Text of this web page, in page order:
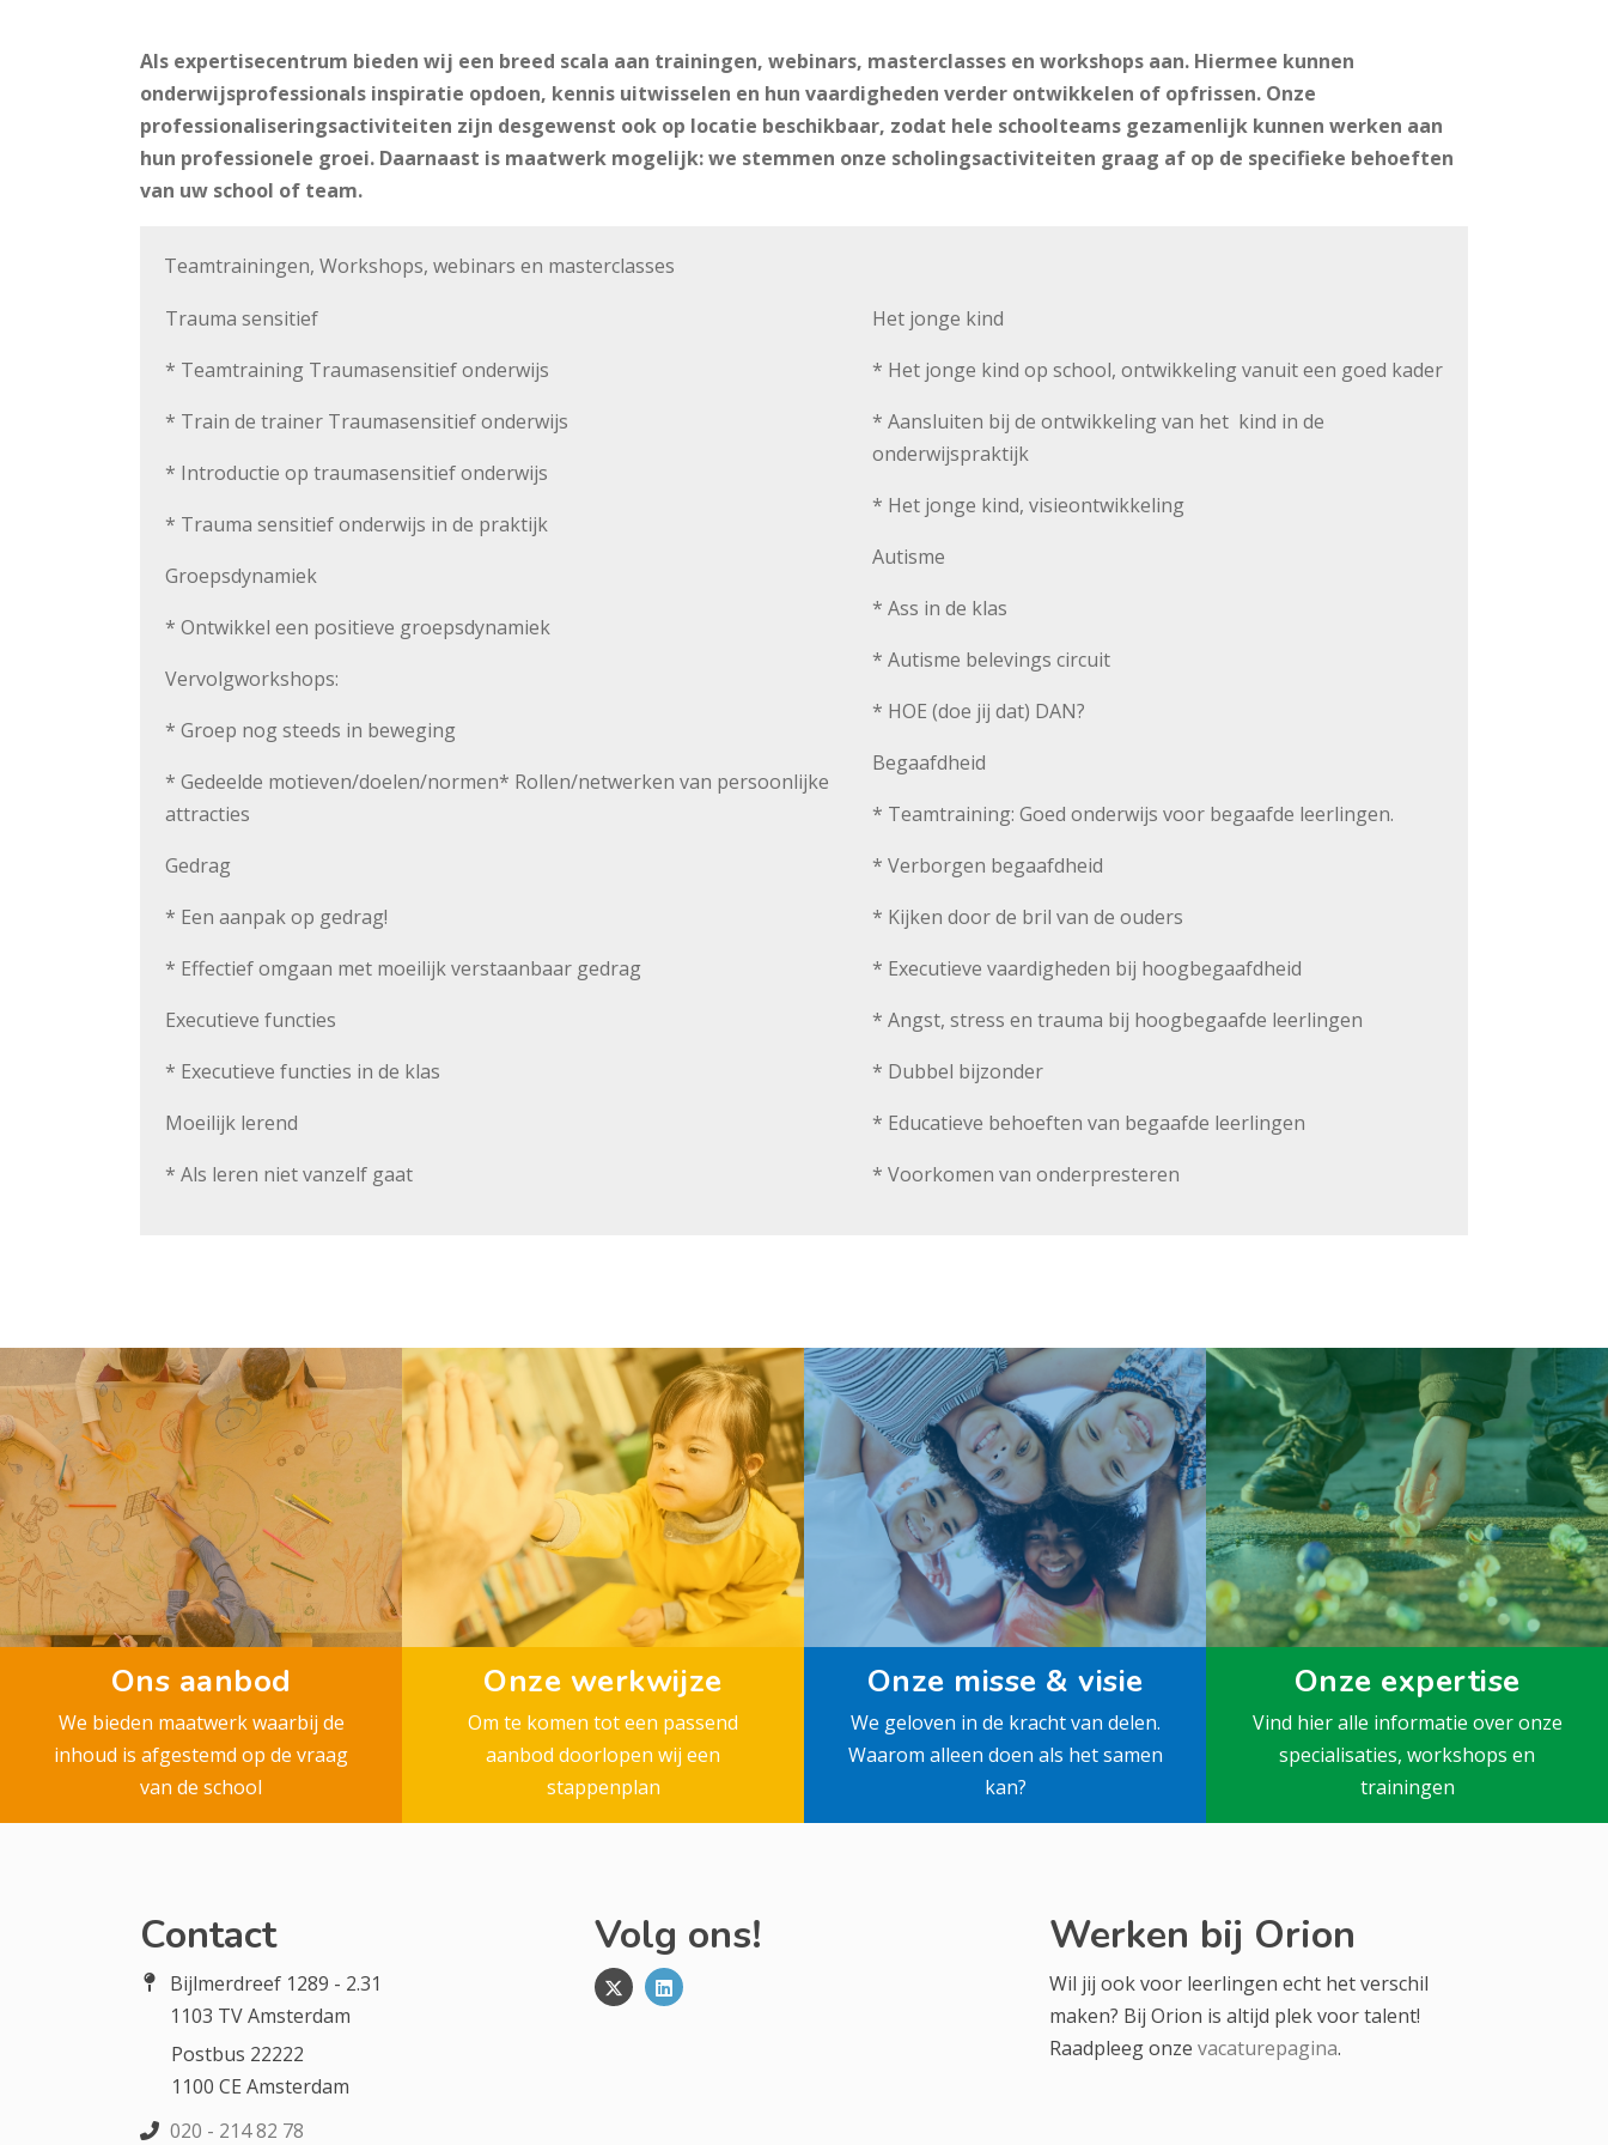
Als expertisecentrum bieden wij een breed scala aan trainingen, webinars, masterclasses en workshops aan. Hiermee kunnen
onderwijsprofessionals inspiratie opdoen, kennis uitwisselen en hun vaardigheden verder ontwikkelen of opfrissen. Onze
professionaliseringsactiviteiten zijn desgewenst ook op locatie beschikbaar, zodat hele schoolteams gezamenlijk kunnen werken aan
hun professionele groei. Daarnaast is maatwerk mogelijk: we stemmen onze scholingsactiviteiten graag af op de specifieke behoeften
van uw school of team.
Teamtrainingen, Workshops, webinars en masterclasses
Trauma sensitief
* Teamtraining Traumasensitief onderwijs
* Train de trainer Traumasensitief onderwijs
* Introductie op traumasensitief onderwijs
* Trauma sensitief onderwijs in de praktijk
Groepsdynamiek
* Ontwikkel een positieve groepsdynamiek
Vervolgworkshops:
* Groep nog steeds in beweging
* Gedeelde motieven/doelen/normen* Rollen/netwerken van persoonlijke
attracties
Gedrag
* Een aanpak op gedrag!
* Effectief omgaan met moeilijk verstaanbaar gedrag
Executieve functies
* Executieve functies in de klas
Moeilijk lerend
* Als leren niet vanzelf gaat
Het jonge kind
* Het jonge kind op school, ontwikkeling vanuit een goed kader
* Aansluiten bij de ontwikkeling van het kind in de
onderwijspraktijk
* Het jonge kind, visieontwikkeling
Autisme
* Ass in de klas
* Autisme belevings circuit
* HOE (doe jij dat) DAN?
Begaafdheid
* Teamtraining: Goed onderwijs voor begaafde leerlingen.
* Verborgen begaafdheid
* Kijken door de bril van de ouders
* Executieve vaardigheden bij hoogbegaafdheid
* Angst, stress en trauma bij hoogbegaafde leerlingen
* Dubbel bijzonder
* Educatieve behoeften van begaafde leerlingen
* Voorkomen van onderpresteren
Ons aanbod
We bieden maatwerk waarbij de
inhoud is afgestemd op de vraag
van de school
Onze werkwijze
Om te komen tot een passend
aanbod doorlopen wij een
stappenplan
Onze misse & visie
We geloven in de kracht van delen.
Waarom alleen doen als het samen
kan?
Onze expertise
Vind hier alle informatie over onze
specialisaties, workshops en
trainingen
Contact
Bijlmerdreef 1289 - 2.31
1103 TV Amsterdam
Postbus 22222
1100 CE Amsterdam
020 - 214 82 78
Volg ons! Werken bij Orion
Wil jij ook voor leerlingen echt het verschil
maken? Bij Orion is altijd plek voor talent!
Raadpleeg onze vacaturepagina.